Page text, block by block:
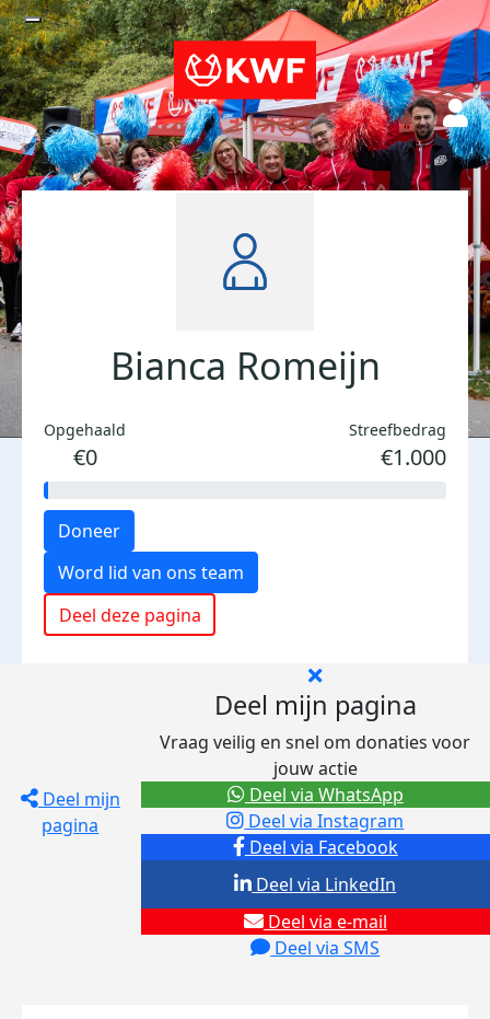
Bianca Romeijn
Opgehaald
€0
Streefbedrag
€1.000
Doneer
Word lid van ons team
Deel deze pagina
Deel mijn
pagina
Deel mijn pagina
Vraag veilig en snel om donaties voor
jouw actie
Deel via Facebook
Deel via Instagram
Deel via e-mail
Deel via SMS
Deel via LinkedIn
Deel via WhatsApp